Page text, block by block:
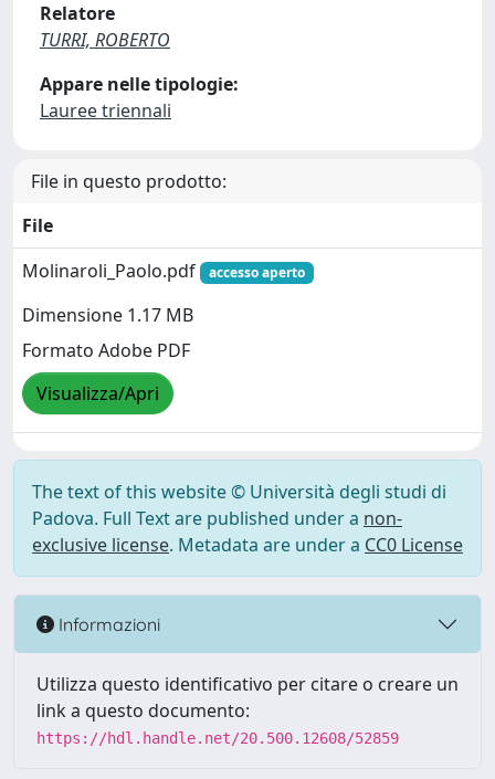
Relatore
TURRI, ROBERTO
Appare nelle tipologie:
Lauree triennali
File in questo prodotto:
File
Molinaroli_Paolo.pdf
accesso aperto
Dimensione 1.17 MB
Formato Adobe PDF
Visualizza/Apri
The text of this website © Università degli studi di
Padova. Full Text are published under a non-
exclusive license. Metadata are under a CC0 License
Informazioni
Utilizza questo identificativo per citare o creare un
link a questo documento:
https://hdl.handle.net/20.500.12608/52859